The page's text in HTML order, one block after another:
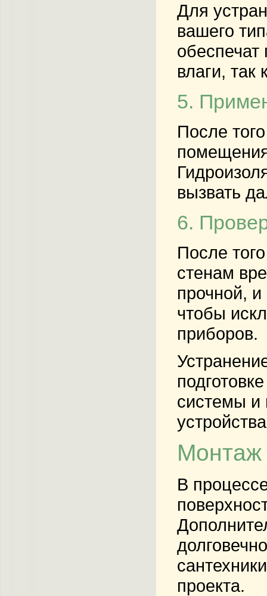
Для
вашего
влаги,
5.
После
вызвать
6.
После
стенам
прочной,
чтобы
приборов.
системы и
Монтаж
В
проекта.